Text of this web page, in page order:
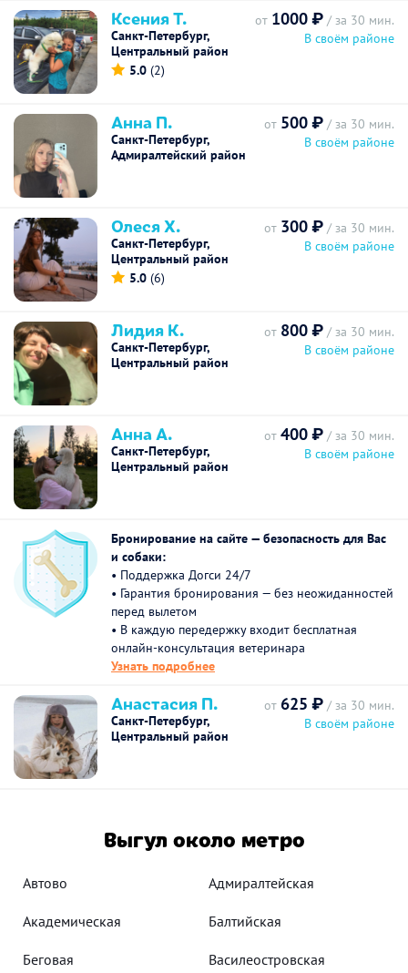
Ксения Т.
Санкт-Петербург,
Центральный район
5.0 (2)
от 1000 ₽ / за 30 мин.
В своём районе
Анна П.
Санкт-Петербург,
Адмиралтейский район
от 500 ₽ / за 30 мин.
В своём районе
Олеся Х.
Санкт-Петербург,
Центральный район
5.0 (6)
от 300 ₽ / за 30 мин.
В своём районе
Лидия К.
Санкт-Петербург,
Центральный район
от 800 ₽ / за 30 мин.
В своём районе
Анна А.
Санкт-Петербург,
Центральный район
от 400 ₽ / за 30 мин.
В своём районе
Бронирование на сайте — безопасность для Вас
и собаки:
• Поддержка Догси 24/7
• Гарантия бронирования — без неожиданностей
перед вылетом
• В каждую передержку входит бесплатная
онлайн-консультация ветеринара
Узнать подробнее
Анастасия П.
Санкт-Петербург,
Центральный район
от 625 ₽ / за 30 мин.
В своём районе
Выгул около метро
Автово Адмиралтейская
Академическая Балтийская
Беговая Василеостровская